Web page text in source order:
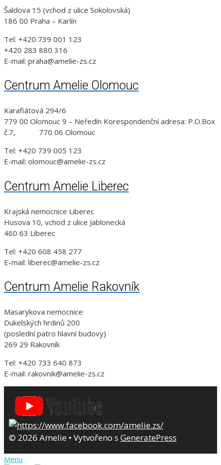
Šaldova 15 (vchod z ulice Sokolovská)
186 00 Praha – Karlín
Tel: +420 739 001 123
+420 283 880 316
E-mail: praha@amelie-zs.cz
Centrum Amelie Olomouc
Karafiátová 294/6
779 00 Olomouc 9 – Neředín Korespondenční adresa: P.O.Box
č.7, 770 06 Olomouc
Tel: +420 739 005 123
E-mail: olomouc@amelie-zs.cz
Centrum Amelie Liberec
Krajská nemocnice Liberec
Husova 10, vchod z ulice Jablonecká
460 63 Liberec
Tel: +420 608 458 277
E-mail: liberec@amelie-zs.cz
Centrum Amelie Rakovník
Masarykova nemocnice
Dukelských hrdinů 200
(poslední patro hlavní budovy)
269 29 Rakovník
Tel: +420 733 640 873
E-mail: rakovnik@amelie-zs.cz
© 2026 Amelie • Vytvořeno s GeneratePress
Menu